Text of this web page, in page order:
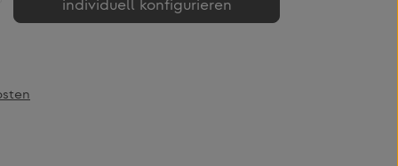
individuell konfigurieren